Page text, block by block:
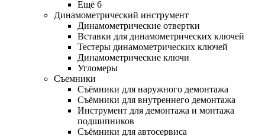
Ещё 6
Динамометрический инструмент
Динамометрические отвертки
Вставки для динамометрических ключей
Тестеры динамометрических ключей
Динамометрические ключи
Угломеры
Съемники
Съёмники для наружного демонтажа
Съёмники для внутреннего демонтажа
Инструмент для демонтажа и монтажа
подшипников
Съёмники для автосервиса